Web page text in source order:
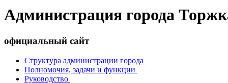
Администрация города
официальный сайт
Структура администрации города
Полномочия, задачи и функции
Руководство